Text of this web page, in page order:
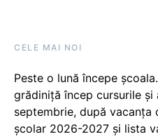
CELE MAI NOI
Peste o lună începe
grădiniță încep cursurile
septembrie, după vacanța
școlar 2026-2027 și lista